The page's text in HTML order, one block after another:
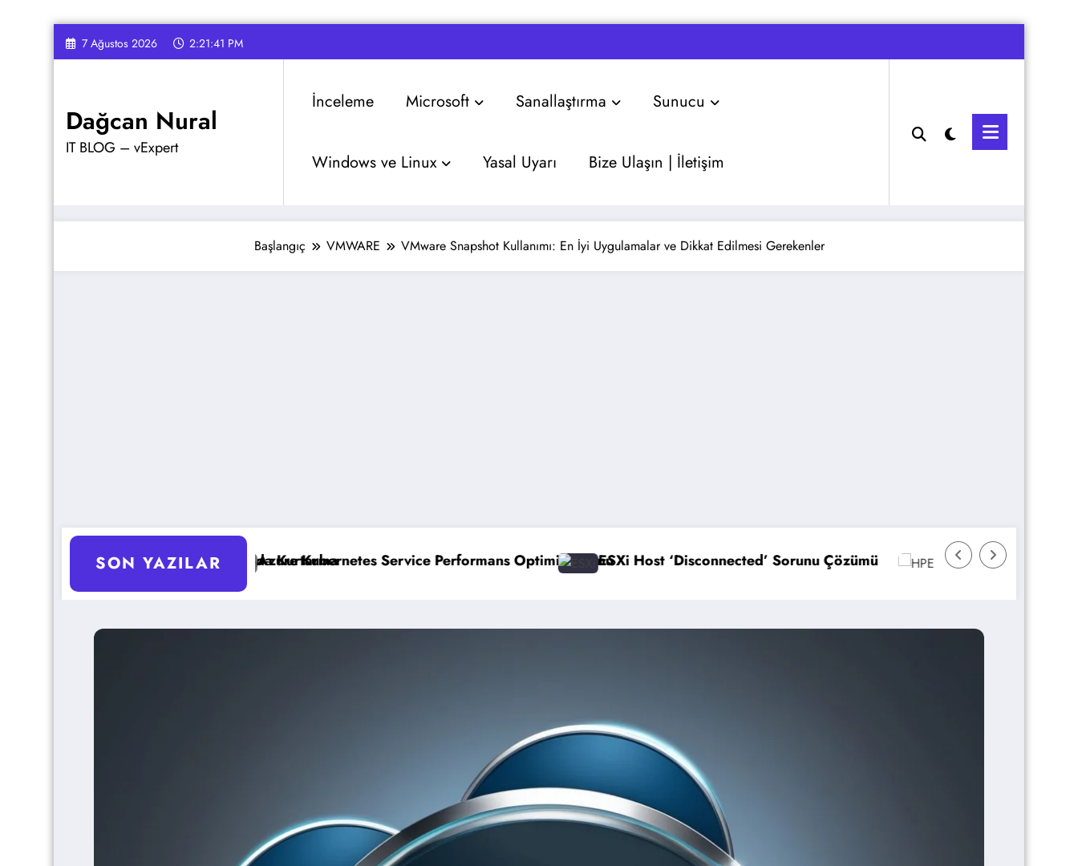
İçeriğe
atla
7 Ağustos 2026 2:21:42 PM
Dağcan Nural
IT BLOG – vExpert
İnceleme Microsoft Sanallaştırma Sunucu
Windows ve Linux Yasal Uyarı Bize Ulaşın | İletişim
Başlangıç VMWARE VMware Snapshot Kullanımı: En İyi Uygulamalar ve Dikkat Edilmesi Gerekenler
SON YAZILAR
ve Anında Kurtarma
Azure Kubernetes Service Performans OptimizasyonuESXi Host ‘Disconnected’ Sorunu Çözümü HPE ProLiant Sunucularda UEFI Ayarlarını